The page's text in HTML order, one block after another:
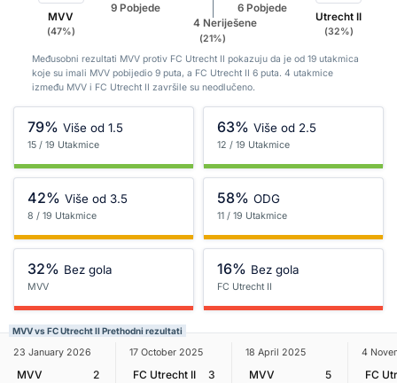
MVV
(47%)
9 Pobjede
4 Neriješene
(21%)
6 Pobjede
Utrecht II
(32%)
Međusobni rezultati MVV protiv FC Utrecht II pokazuju da je od 19 utakmica
koje su imali MVV pobijedio 9 puta, a FC Utrecht II 6 puta. 4 utakmice
između MVV i FC Utrecht II završile su neodlučeno.
79% Više od 1.5
15 / 19 Utakmice
63% Više od 2.5
12 / 19 Utakmice
42% Više od 3.5
8 / 19 Utakmice
58% ODG
11 / 19 Utakmice
32% Bez gola
MVV
16% Bez gola
FC Utrecht II
MVV vs FC Utrecht II Prethodni rezultati
23 January 2026
MVV
2
17 October 2025
FC Utrecht II
3
18 April 2025
MVV
5
4
FC